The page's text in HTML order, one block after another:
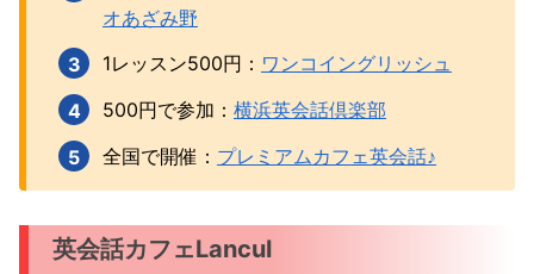
オあざみ野
1レッスン500円： ワンコイングリッシュ
500円で参加： 横浜英会話倶楽部
全国で開催： プレミアムカフェ英会話♪
英会話カフェLancul